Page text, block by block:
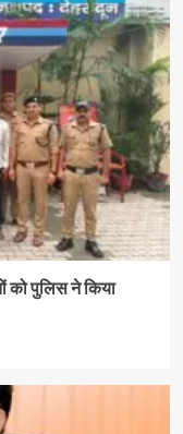
को पुलिस ने किया